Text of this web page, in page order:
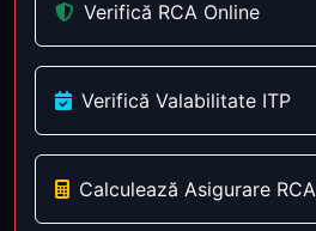
Verifică RCA Online
Verifică Valabilitate ITP
Calculează Asigurare RCA